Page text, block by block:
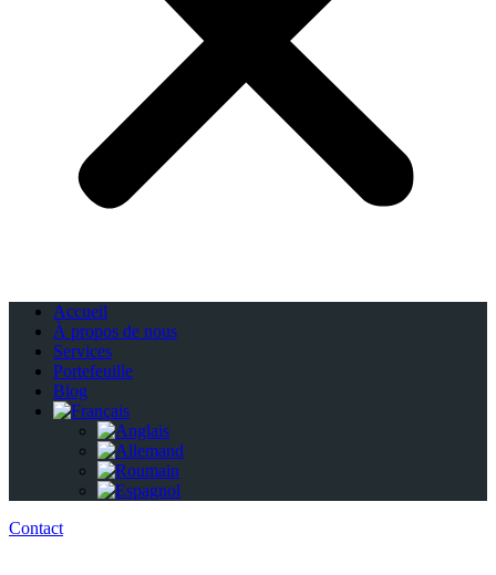
Accueil
À propos de nous
Services
Portefeuille
Blog
Contact